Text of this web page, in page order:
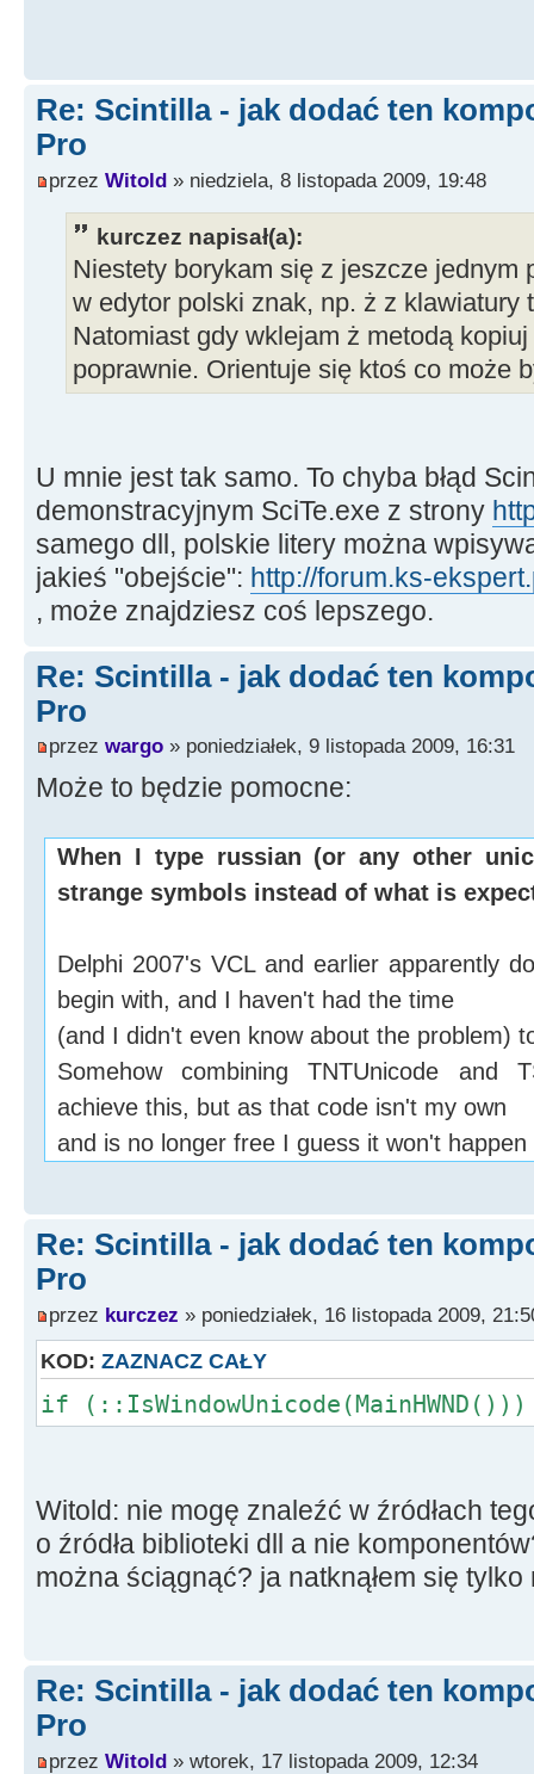
Re: Scintilla - jak dodać ten
Pro
przez Witold » niedziela, 8 listopada 2009, 19:48
kurczez napisał(a):
Niestety borykam się z jeszcze jednym
w edytor polski znak, np. ż z klawiatury
Natomiast gdy wklejam ż metodą
poprawnie. Orientuje się ktoś co może
U mnie jest tak samo. To chyba błąd
demonstracyjnym SciTe.exe z strony
samego dll, polskie litery można
jakieś "obejście": http://forum.ks-
, może znajdziesz coś lepszego.
Re: Scintilla - jak dodać ten
Pro
przez wargo » poniedziałek, 9 listopada 2009, 16:31
Może to będzie pomocne:
When I type russian (or any other
strange symbols instead of what is
Delphi 2007's VCL and earlier apparently
begin with, and I haven't had the time
(and I didn't even know about the problem)
Somehow combining TNTUnicode and
achieve this, but as that code isn't my own
and is no longer free I guess it won't happen
Re: Scintilla - jak dodać ten
Pro
przez kurczez » poniedziałek, 16 listopada 2009,
KOD: ZAZNACZ CAŁY
if
Witold: nie mogę znaleźć w źródłach
o źródła biblioteki dll a nie
można ściągnąć? ja natknąłem się
Re: Scintilla - jak dodać ten
Pro
przez Witold » wtorek, 17 listopada 2009, 12:34